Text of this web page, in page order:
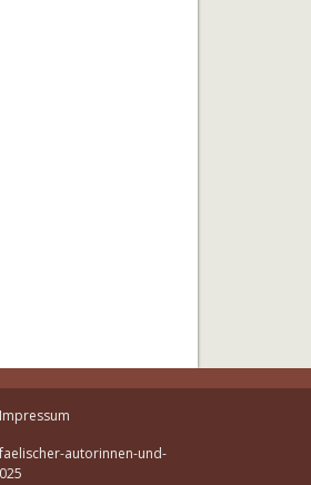
Impressum
autorinnen-und-